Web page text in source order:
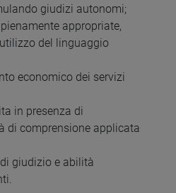
giudizi autonomi;
appropriate,
del linguaggio
economico dei servizi
in presenza di
di comprensione applicata
giudizio e abilità